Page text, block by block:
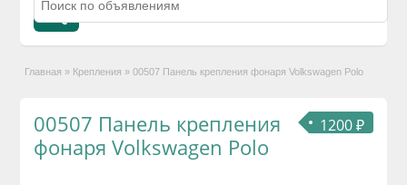
Главная » Крепления » 00507 Панель крепления фонаря Volkswagen Polo
1200 ₽
00507 Панель крепления
фонаря Volkswagen Polo